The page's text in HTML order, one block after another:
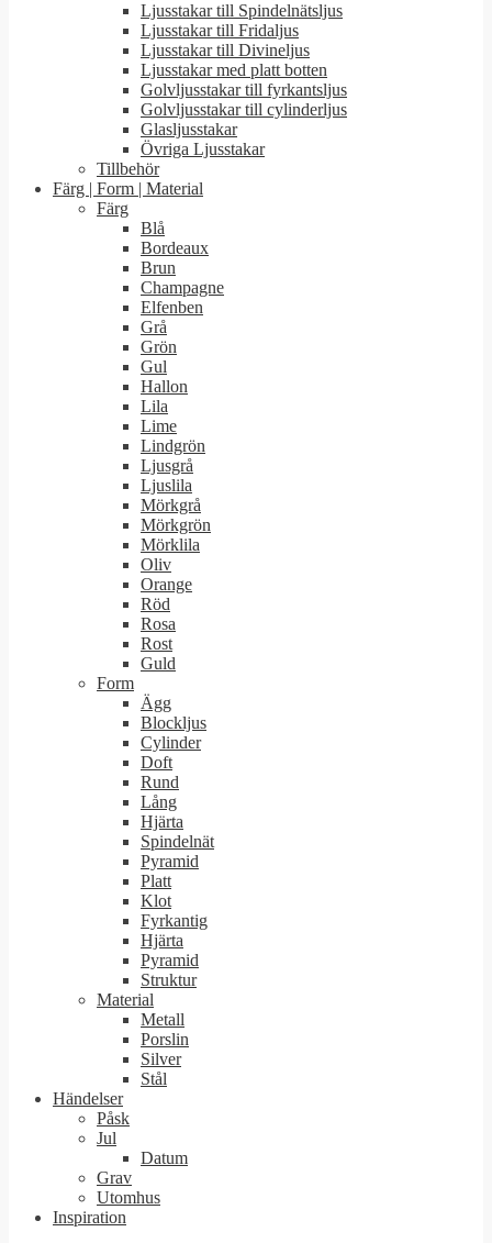
Ljusstakar till Spindelnätsljus
Ljusstakar till Fridaljus
Ljusstakar till Divineljus
Ljusstakar med platt botten
Golvljusstakar till fyrkantsljus
Golvljusstakar till cylinderljus
Glasljusstakar
Övriga Ljusstakar
Tillbehör
Färg | Form | Material
Färg
Blå
Bordeaux
Brun
Champagne
Elfenben
Grå
Grön
Gul
Hallon
Lila
Lime
Lindgrön
Ljusgrå
Ljuslila
Mörkgrå
Mörkgrön
Mörklila
Oliv
Orange
Röd
Rosa
Rost
Guld
Form
Ägg
Blockljus
Cylinder
Doft
Rund
Lång
Hjärta
Spindelnät
Pyramid
Platt
Klot
Fyrkantig
Hjärta
Pyramid
Struktur
Material
Metall
Porslin
Silver
Stål
Händelser
Påsk
Jul
Datum
Grav
Utomhus
Inspiration